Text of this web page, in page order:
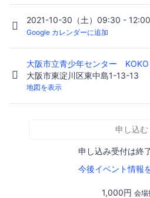
2021-10-30（土）09:30 - 12:00
Google カレンダーに追加
大阪市立青少年センター
大阪市東淀川区東中島1-13-13
地図を表示
申し込む
申し込み受付は終
今後イベント情報
1,000円 会場